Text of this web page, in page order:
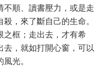
順、讀書壓力，或是走
，來了斷自己的生命。
之框；走出去，才有希
去，就如打開心窗，可以
光。